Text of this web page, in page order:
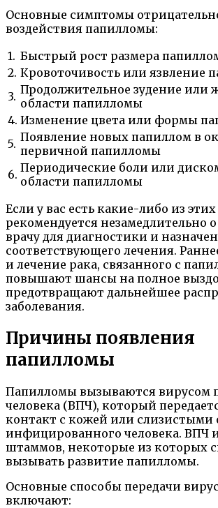
Основные симптомы
воздействия папилломы:
1. Быстрый рост размера
2. Кровоточивость или язвление
3. Продолжительное зудение или
области папилломы
4. Изменение цвета или формы
5. Появление новых папиллом в
первичной папилломы
6. Периодические боли или
области папилломы
Если у вас есть какие-либо из
рекомендуется незамедлительно
врачу для диагностики и
соответствующего лечения.
и лечение рака, связанного с
повышают шансы на полное
предотвращают дальнейшее
заболевания.
Причины появления
папилломы
Папилломы вызываются вирусом
человека (ВПЧ), который
контакт с кожей или слизистыми
инфицированного человека. ВПЧ
штаммов, некоторые из которых
вызывать развитие папилломы.
Основные способы передачи
включают: